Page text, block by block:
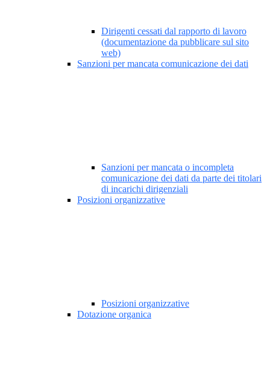
Dirigenti cessati dal rapporto di lavoro
(documentazione da pubblicare sul sito
web)
Sanzioni per mancata comunicazione dei dati
Sanzioni per mancata o incompleta
comunicazione dei dati da parte dei titolari
di incarichi dirigenziali
Posizioni organizzative
Posizioni organizzative
Dotazione organica